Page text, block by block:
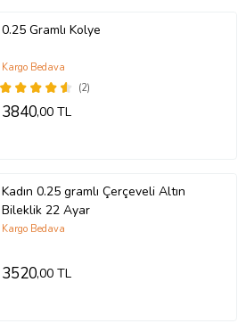
0.25 Gramlı Kolye
(2)
Kargo Bedava
3840,00 TL
Kadın 0.25 gramlı Çerçeveli Altın
Bileklik 22 Ayar
Kargo Bedava
3520,00 TL